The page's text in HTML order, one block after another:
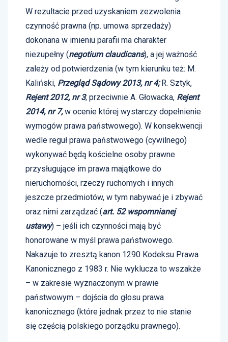
W rezultacie przed uzyskaniem zezwolenia
czynność prawna (np. umowa sprzedaży)
dokonana w imieniu parafii ma charakter
niezupełny (negotium claudicans), a jej ważność
zależy od potwierdzenia (w tym kierunku też: M.
Kaliński, Przegląd Sądowy 2013, nr 4;R. Sztyk,
Rejent 2012, nr 3; przeciwnie A. Głowacka, Rejent
2014, nr 7,w ocenie której wystarczy dopełnienie
wymogów prawa państwowego). W konsekwencji
wedle reguł prawa państwowego (cywilnego)
wykonywać będą kościelne osoby prawne
przysługujące im prawa majątkowe do
nieruchomości, rzeczy ruchomych i innych
jeszcze przedmiotów, w tym nabywać je i zbywać
oraz nimi zarządzać (art. 52 wspomnianej
ustawy) – jeśli ich czynności mają być
honorowane w myśl prawa państwowego.
Nakazuje to zresztą kanon 1290 Kodeksu Prawa
Kanonicznego z 1983 r. Nie wyklucza to wszakże
– w zakresie wyznaczonym w prawie
państwowym – dojścia do głosu prawa
kanonicznego (które jednak przez to nie stanie
się częścią polskiego porządku prawnego).